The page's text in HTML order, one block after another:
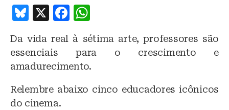
B
e
s
y
X
F
a
c
e
o
h
at
s
p
Da vida real à sétima arte, professores são
essenciais para o crescimento e
amadurecimento.
Relembre abaixo cinco educadores icônicos
do cinema.